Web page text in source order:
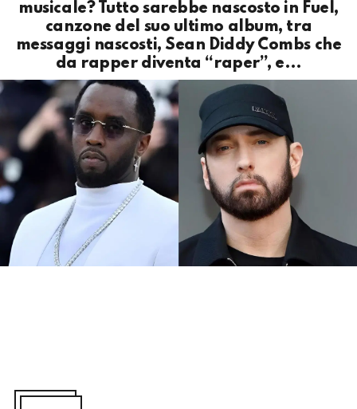
musicale? Tutto sarebbe nascosto in Fuel,
canzone del suo ultimo album, tra
messaggi nascosti, Sean Diddy Combs che
da rapper diventa “raper”, e…